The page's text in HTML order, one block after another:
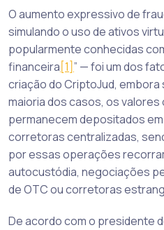
O aumento expressivo de
simulando o uso de ativos
popularmente conhecidas
financeira[1]” — foi um dos
criação do CriptoJud,
maioria dos casos, os
permanecem depositados
corretoras centralizadas,
por essas operações
autocustódia, negociações
de OTC ou corretoras
De acordo com o presidente